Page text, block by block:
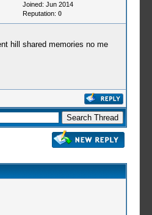
Joined: Jun 2014
Reputation: 0
hill shared memories no me